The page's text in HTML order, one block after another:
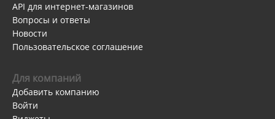
API для интернет-магазинов
Вопросы и ответы
Новости
Пользовательское соглашение
Для компаний
Добавить компанию
Войти